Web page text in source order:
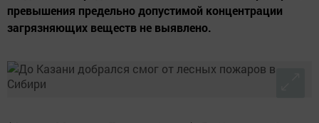
превышения предельно допустимой концентрации
загрязняющих веществ не выявлено.